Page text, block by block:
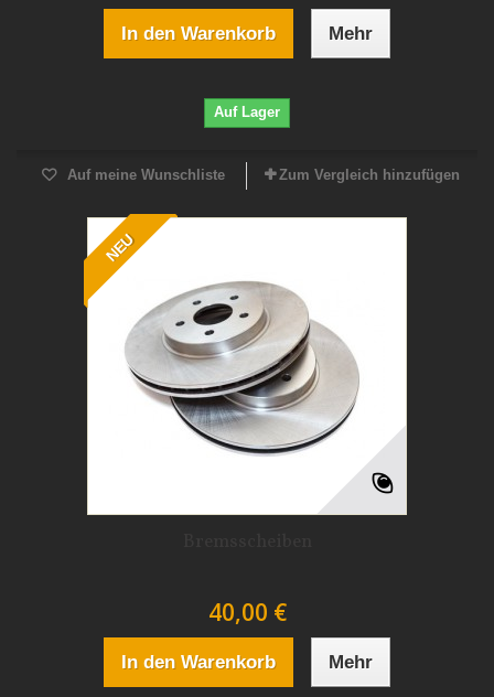
In den Warenkorb Mehr
Auf Lager
Auf meine Wunschliste Zum Vergleich hinzufügen
NEU
40,00 €
In den Warenkorb Mehr